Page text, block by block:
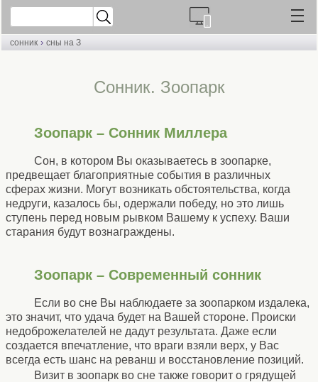
сонник › сны на З
Cонник. Зоопарк
Зоопарк – Сонник Миллера
Сон, в котором Вы оказываетесь в зоопарке,
предвещает благоприятные события в различных
сферах жизни. Могут возникать обстоятельства, когда
недруги, казалось бы, одержали победу, но это лишь
ступень перед новым рывком Вашему к успеху. Ваши
старания будут вознаграждены.
Зоопарк – Современный сонник
Если во сне Вы наблюдаете за зоопарком издалека,
это значит, что удача будет на Вашей стороне. Происки
недоброжелателей не дадут результата. Даже если
создается впечатление, что враги взяли верх, у Вас
всегда есть шанс на реванш и восстановление позиций.
Визит в зоопарк во сне также говорит о грядущей